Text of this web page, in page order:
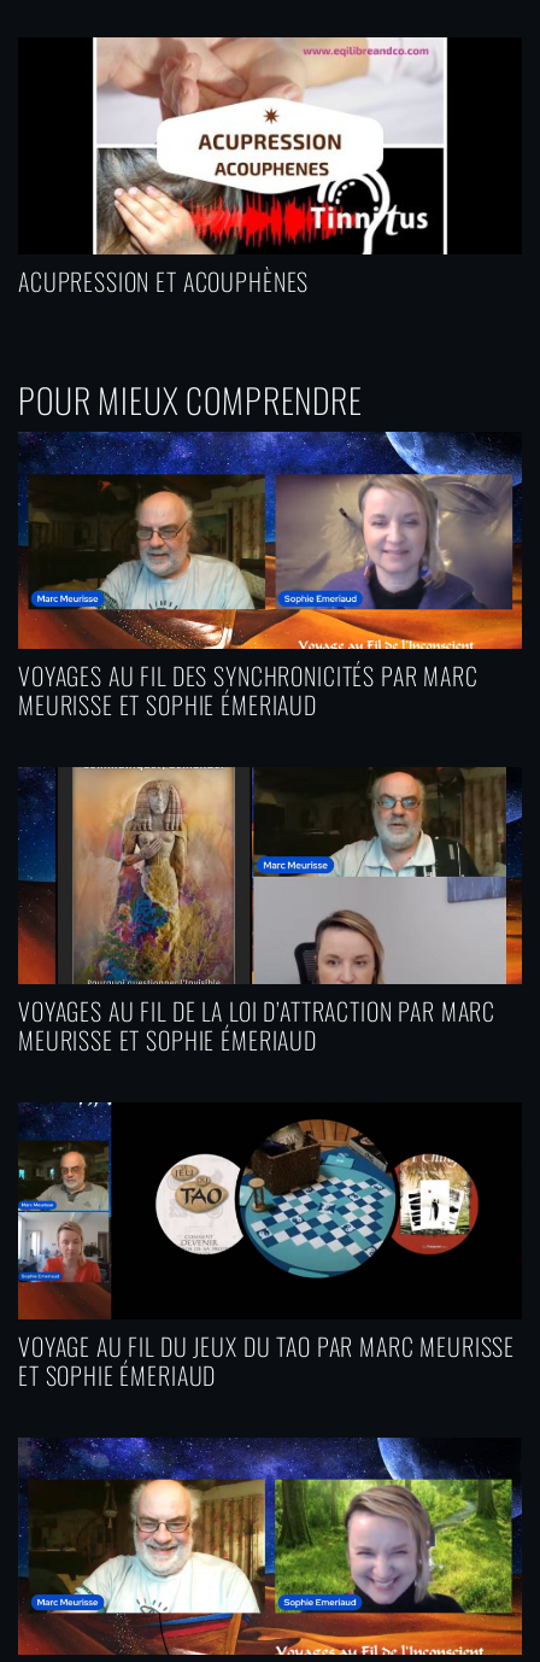
ACUPRESSION ET ACOUPHÈNES
POUR MIEUX COMPRENDRE
VOYAGES AU FIL DES SYNCHRONICITÉS PAR MARC
MEURISSE ET SOPHIE ÉMERIAUD
VOYAGES AU FIL DE LA LOI D’ATTRACTION PAR MARC
MEURISSE ET SOPHIE ÉMERIAUD
VOYAGE AU FIL DU JEUX DU TAO PAR MARC MEURISSE
ET SOPHIE ÉMERIAUD